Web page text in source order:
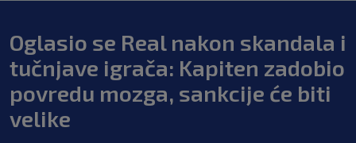
Oglasio se Real nakon skandala i
tučnjave igrača: Kapiten zadobio
povredu mozga, sankcije će biti
velike